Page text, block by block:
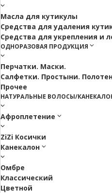
Масла для кутикулы
Средства для удаления
Средства для укрепления и
ОДНОРАЗОВАЯ ПРОДУКЦИЯ
Перчатки. Маски.
Салфетки. Простыни.
Прочее
НАТУРАЛЬНЫЕ ВОЛОСЫ/
Афроплетение
ZiZi Косички
Канекалон
Омбре
Классический
Цветной